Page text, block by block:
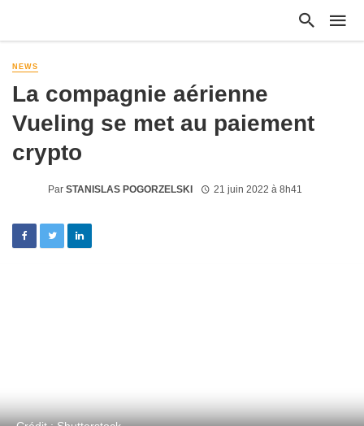
NEWS
La compagnie aérienne
Vueling se met au paiement
crypto
Par STANISLAS POGORZELSKI 21 juin 2022 à 8h41